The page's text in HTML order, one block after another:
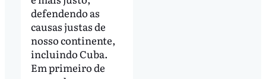
defendendo as
causas justas de
nosso continente,
incluindo Cuba.
Em primeiro de